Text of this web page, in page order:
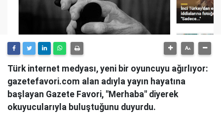
Türk internet medyası, yeni bir oyuncuyu ağırlıyor:
gazetefavori.com alan adıyla yayın hayatına
başlayan Gazete Favori, "Merhaba" diyerek
okuyucularıyla buluştuğunu duyurdu.